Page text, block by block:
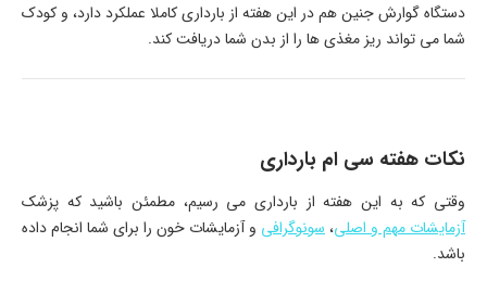
دستگاه گوارش جنین هم در این هفته از بارداری کاملا عملکرد دارد، و کودک
شما می تواند ریز مغذی ها را از بدن شما دریافت کند.
نکات هفته سی ام بارداری
وقتی که به این هفته از بارداری می رسیم، مطمئن باشید که پزشک
آزمایشات مهم و اصلی،سونوگرافی و آزمایشات خون را برای شما انجام داده
باشد.